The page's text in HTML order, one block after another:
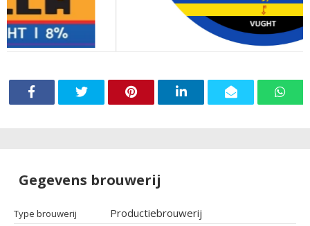
Gegevens brouwerij
Type brouwerij Productiebrouwerij